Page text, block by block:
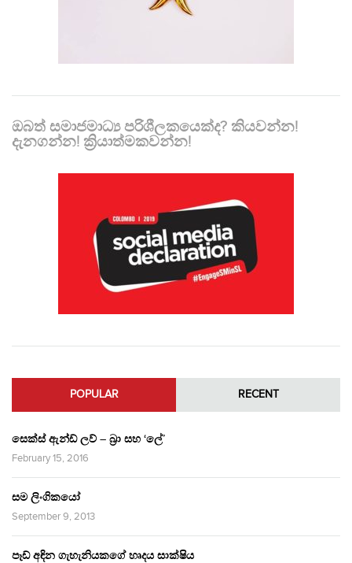
ඔබත් සමාජමාධ්‍ය පරිශීලකයෙක්ද? කියවන්න!
දැනගන්න! ක්‍රියාත්මකවන්න!
POPULAR RECENT
සෙක්ස් ඇන්ඩ් ලව් – බ්‍රා සහ ‘ලේ’
February 15, 2016
සම ලිංගිකයෝ
September 9, 2013
පෑඩ් අඳින ගැහැනියකගේ හෘදය සාක්ෂිය